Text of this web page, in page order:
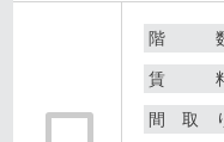
階
賃
間 取